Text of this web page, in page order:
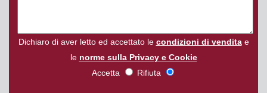
Dichiaro di aver letto ed accettato le condizioni di venditae
le norme sulla Privacy e Cookie
Accetta
Rifiuta